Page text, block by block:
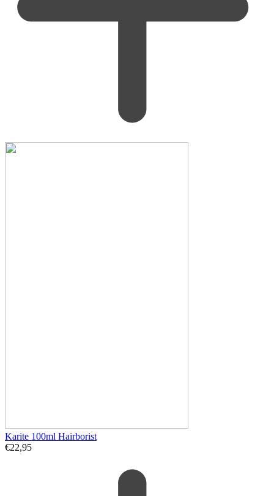
Karite 100ml Hairborist
€22,95